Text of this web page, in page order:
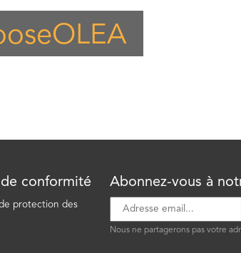
conformité
protection des
Abonnez-vous à
Nous ne partagerons pas votre